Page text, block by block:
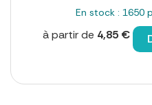
En stock : 1650
à partir de 4,85 €